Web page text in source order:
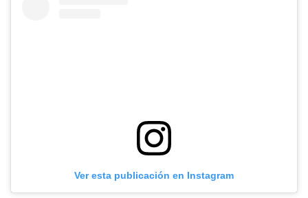
Ver esta publicación en Instagram